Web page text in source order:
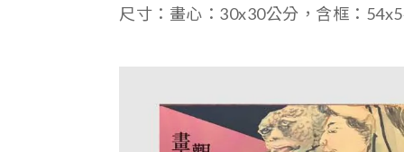
尺寸： 畫心：30x30公分，含框：